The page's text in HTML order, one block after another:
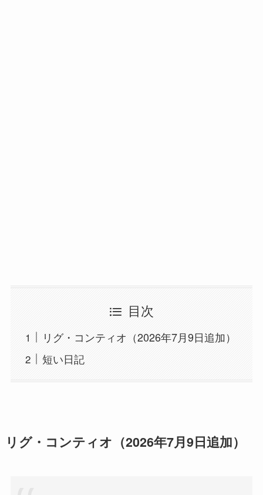
目次
リグ・コンティオ（2026年7月9日追加）
短い日記
リグ・コンティオ（2026年7月9日追加）